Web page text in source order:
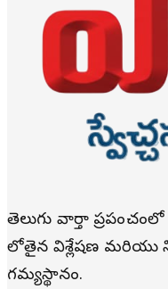
తెలుగు వార్తా
లోతైన విశ్లేషణ మరియు
గమ్యస్థానం.